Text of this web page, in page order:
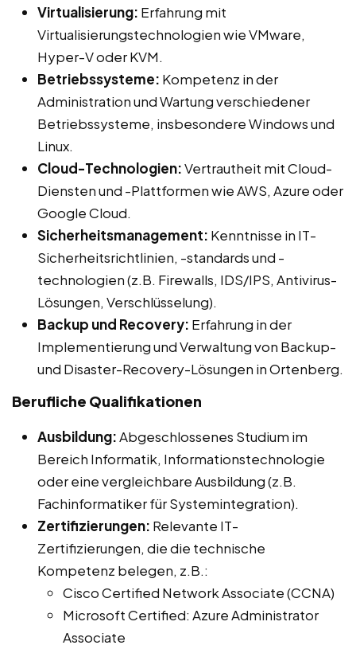
Virtualisierung: Erfahrung mit
Virtualisierungstechnologien wie VMware,
Hyper-V oder KVM.
Betriebssysteme: Kompetenz in der
Administration und Wartung verschiedener
Betriebssysteme, insbesondere Windows und
Linux.
Cloud-Technologien:Vertrautheit mit Cloud-
Diensten und -Plattformen wie AWS, Azure oder
Google Cloud.
Sicherheitsmanagement: Kenntnisse in IT-
Sicherheitsrichtlinien, -standards und -
technologien (z.B. Firewalls, IDS/IPS, Antivirus-
Lösungen, Verschlüsselung).
Backup und Recovery: Erfahrung in der
Implementierung und Verwaltung von Backup-
und Disaster-Recovery-Lösungen in Ortenberg.
Berufliche Qualifikationen
Ausbildung:Abgeschlossenes Studium im
Bereich Informatik, Informationstechnologie
oder eine vergleichbare Ausbildung (z.B.
Fachinformatiker für Systemintegration).
Zertifizierungen: Relevante IT-
Zertifizierungen, die die technische
Kompetenz belegen, z.B.:
Cisco Certified Network Associate (CCNA)
Microsoft Certified: Azure Administrator
Associate